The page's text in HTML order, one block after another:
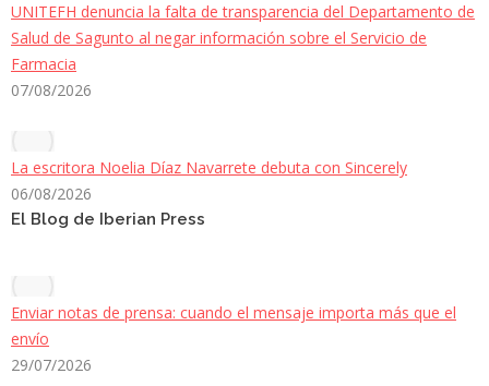
UNITEFH denuncia la falta de transparencia del Departamento de
Salud de Sagunto al negar información sobre el Servicio de
Farmacia
07/08/2026
La escritora Noelia Díaz Navarrete debuta con Sincerely
06/08/2026
El Blog de Iberian Press
Enviar notas de prensa: cuando el mensaje importa más que el
envío
29/07/2026